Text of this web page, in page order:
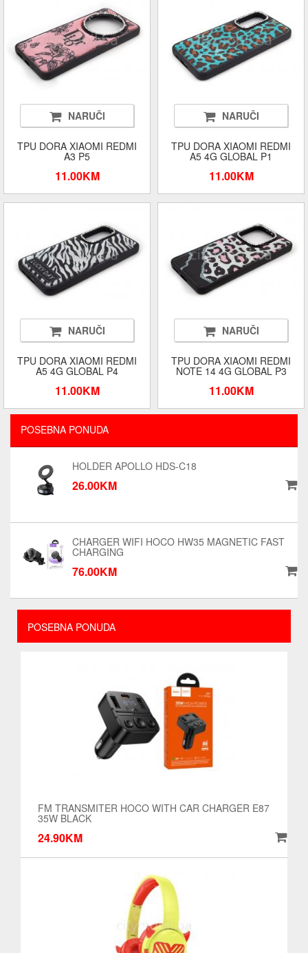
POSEBNA PONUDA
FM TRANSMITER HOCO WITH CAR CHARGER E87
35W BLACK
24.90KM
NARUČI
TPU DORA XIAOMI REDMI
A3 P5
11.00KM
NARUČI
TPU DORA XIAOMI REDMI
A5 4G GLOBAL P1
11.00KM
NARUČI
TPU DORA XIAOMI REDMI
A5 4G GLOBAL P4
11.00KM
NARUČI
TPU DORA XIAOMI REDMI
NOTE 14 4G GLOBAL P3
11.00KM
POSEBNA PONUDA
HOLDER APOLLO HDS-C18
26.00KM
CHARGER WIFI HOCO HW35 MAGNETIC FAST
CHARGING
76.00KM